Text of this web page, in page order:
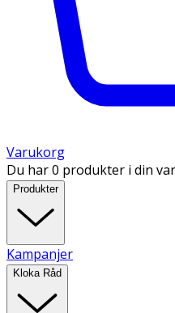
Varukorg
Du har 0 produkter i din
Produkter
Kampanjer
Kloka Råd